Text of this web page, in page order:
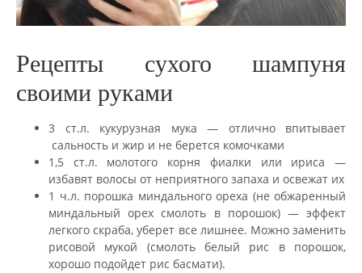
Рецепты сухого шампуня
своими руками
3 ст.л. кукурузная мука — отлично впитывает
сальность и жир и не берется комочками
1,5 ст.л. молотого корня фиалки или ириса —
избавят волосы от неприятного запаха и освежат их
1 ч.л. порошка миндального ореха (не обжаренный
миндальный орех смолоть в порошок) — эффект
легкого скраба, уберет все лишнее. Можно заменить
рисовой мукой (смолоть белый рис в порошок,
хорошо подойдет рис басмати).